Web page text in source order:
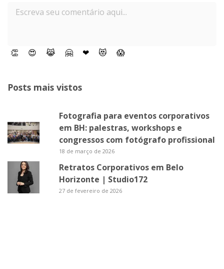
👏 😍 😹 🤗 ❤ 😻 😱
Posts mais vistos
Fotografia para eventos corporativos
em BH: palestras, workshops e
congressos com fotógrafo profissional
18 de março de 2026
Retratos Corporativos em Belo
Horizonte | Studio172
27 de fevereiro de 2026